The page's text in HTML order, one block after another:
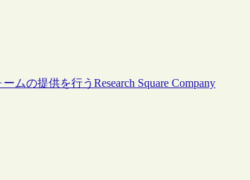
の提供を行うResearch Square Company